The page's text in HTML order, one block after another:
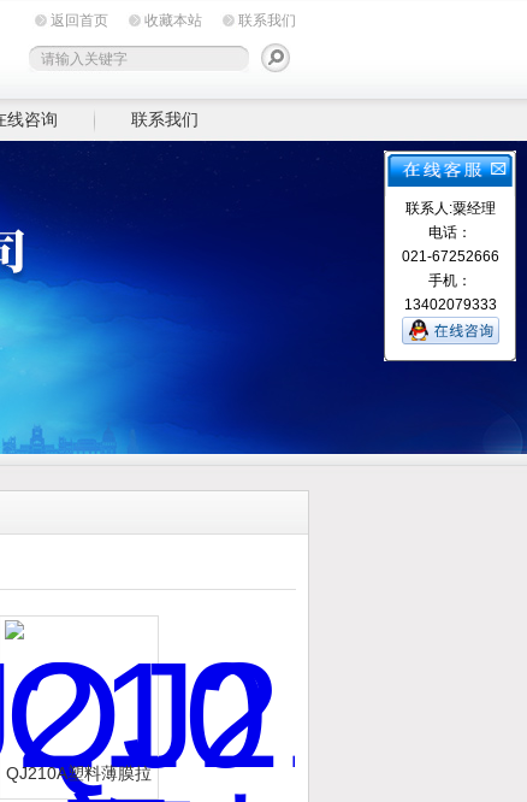
返回首页 收藏本站 联系我们
线咨询 联系我们
QJ210A塑料薄膜拉
力试验机
联系人:粟经理
电话：
021-67252666
手机：
13402079333